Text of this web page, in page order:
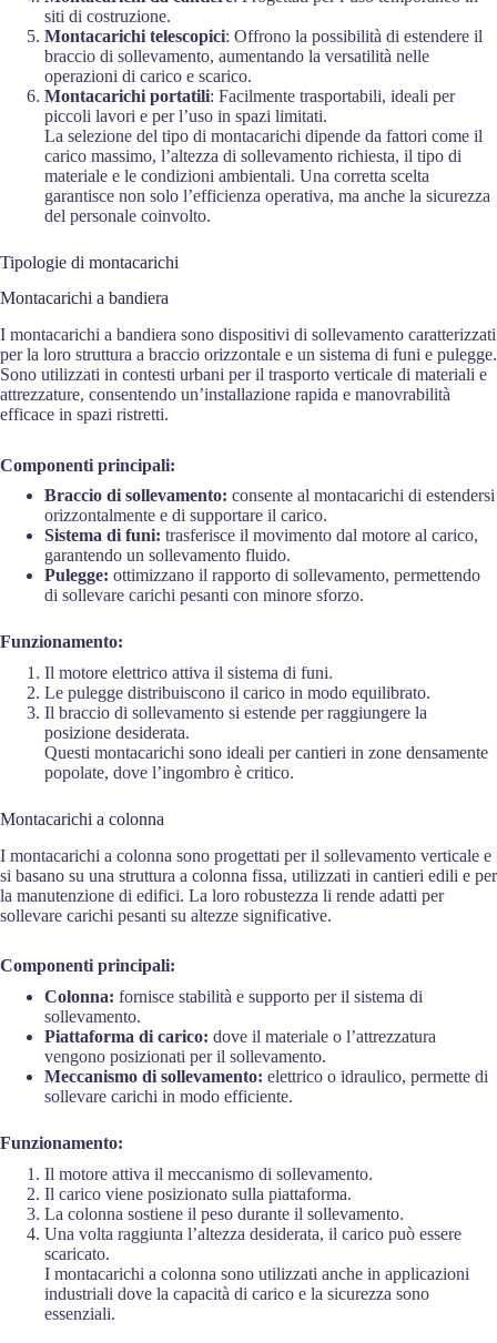
siti di costruzione.
Montacarichi telescopici: Offrono la possibilità di estendere il
braccio di sollevamento, aumentando la versatilità nelle
operazioni di carico e scarico.
Montacarichi portatili: Facilmente trasportabili, ideali per
piccoli lavori e per l’uso in spazi limitati.
La selezione del tipo di montacarichi dipende da fattori come il
carico massimo, l’altezza di sollevamento richiesta, il tipo di
materiale e le condizioni ambientali. Una corretta scelta
garantisce non solo l’efficienza operativa, ma anche la sicurezza
del personale coinvolto.
Tipologie di montacarichi
Montacarichi a bandiera
I montacarichi a bandiera sono dispositivi di sollevamento caratterizzati
per la loro struttura a braccio orizzontale e un sistema di funi e pulegge.
Sono utilizzati in contesti urbani per il trasporto verticale di materiali e
attrezzature, consentendo un’installazione rapida e manovrabilità
efficace in spazi ristretti.
Componenti principali:
Braccio di sollevamento: consente al montacarichi di estendersi
orizzontalmente e di supportare il carico.
Sistema di funi: trasferisce il movimento dal motore al carico,
garantendo un sollevamento fluido.
Pulegge: ottimizzano il rapporto di sollevamento, permettendo
di sollevare carichi pesanti con minore sforzo.
Funzionamento:
Il motore elettrico attiva il sistema di funi.
Le pulegge distribuiscono il carico in modo equilibrato.
Il braccio di sollevamento si estende per raggiungere la
posizione desiderata.
Questi montacarichi sono ideali per cantieri in zone densamente
popolate, dove l’ingombro è critico.
Montacarichi a colonna
I montacarichi a colonna sono progettati per il sollevamento verticale e
si basano su una struttura a colonna fissa, utilizzati in cantieri edili e per
la manutenzione di edifici. La loro robustezza li rende adatti per
sollevare carichi pesanti su altezze significative.
Componenti principali:
Colonna: fornisce stabilità e supporto per il sistema di
sollevamento.
Piattaforma di carico: dove il materiale o l’attrezzatura
vengono posizionati per il sollevamento.
Meccanismo di sollevamento: elettrico o idraulico, permette di
sollevare carichi in modo efficiente.
Funzionamento:
Il motore attiva il meccanismo di sollevamento.
Il carico viene posizionato sulla piattaforma.
La colonna sostiene il peso durante il sollevamento.
Una volta raggiunta l’altezza desiderata, il carico può essere
scaricato.
I montacarichi a colonna sono utilizzati anche in applicazioni
industriali dove la capacità di carico e la sicurezza sono
essenziali.